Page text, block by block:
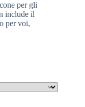
per gli
include il
per voi,